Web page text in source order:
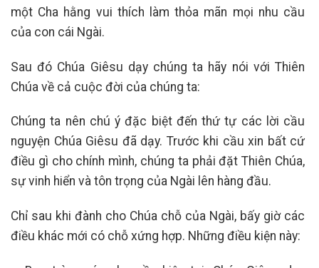
một Cha hằng vui thích làm thỏa mãn mọi nhu cầu
của con cái Ngài.
Sau đó Chúa Giêsu dạy chúng ta hãy nói với Thiên
Chúa về cả cuộc đời của chúng ta:
Chúng ta nên chú ý đặc biệt đến thứ tự các lời cầu
nguyện Chúa Giêsu đã dạy. Trước khi cầu xin bất cứ
điều gì cho chính mình, chúng ta phải đặt Thiên Chúa,
sự vinh hiển và tôn trọng của Ngài lên hàng đầu.
Chỉ sau khi đành cho Chúa chỗ của Ngài, bấy giờ các
điều khác mới có chỗ xứng hợp. Những điều kiện này: